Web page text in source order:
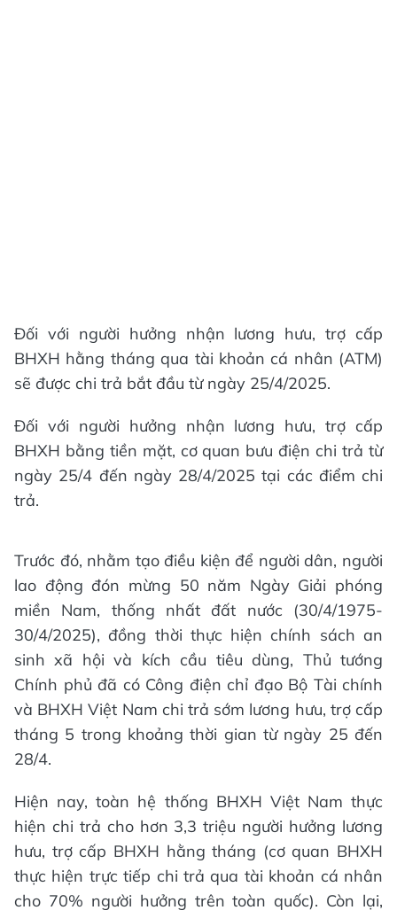
Đối với người hưởng nhận lương hưu, trợ cấp
BHXH hằng tháng qua tài khoản cá nhân (ATM)
sẽ được chi trả bắt đầu từ ngày 25/4/2025.
Đối với người hưởng nhận lương hưu, trợ cấp
BHXH bằng tiền mặt, cơ quan bưu điện chi trả từ
ngày 25/4 đến ngày 28/4/2025 tại các điểm chi
trả.
Trước đó, nhằm tạo điều kiện để người dân, người
lao động đón mừng 50 năm Ngày Giải phóng
miền Nam, thống nhất đất nước (30/4/1975-
30/4/2025), đồng thời thực hiện chính sách an
sinh xã hội và kích cầu tiêu dùng, Thủ tướng
Chính phủ đã có Công điện chỉ đạo Bộ Tài chính
và BHXH Việt Nam chi trả sớm lương hưu, trợ cấp
tháng 5 trong khoảng thời gian từ ngày 25 đến
28/4.
Hiện nay, toàn hệ thống BHXH Việt Nam thực
hiện chi trả cho hơn 3,3 triệu người hưởng lương
hưu, trợ cấp BHXH hằng tháng (cơ quan BHXH
thực hiện trực tiếp chi trả qua tài khoản cá nhân
cho 70% người hưởng trên toàn quốc). Còn lại,